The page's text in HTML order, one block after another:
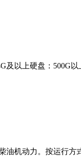
以上硬盘：500G
机动力。按运行方